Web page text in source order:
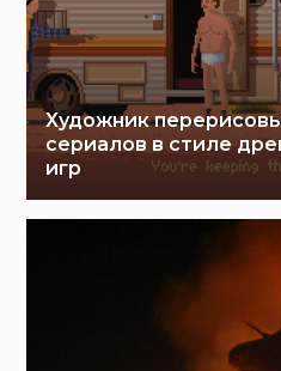
Художник
сериалов в стиле
игр